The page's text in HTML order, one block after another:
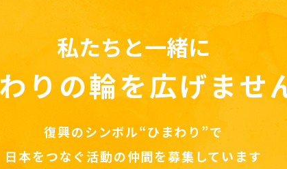
私たちと一緒に
りの輪を広げませ
復興のシンボル“ひまわり”で
日本をつなぐ活動の仲間を募集しています